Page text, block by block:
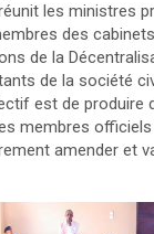
les ministres
des
de la
de la société
est de produire
membres
amender et